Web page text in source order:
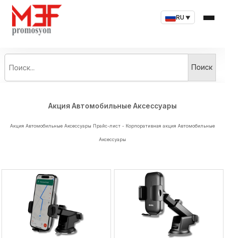
RU ▼
Поиск...
Поиск
Акция Автомобильные Аксессуары
Акция Автомобильные Аксессуары Прайс-лист - Корпоративная акция Автомобильные
Аксессуары